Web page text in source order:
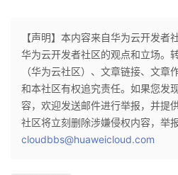
【声明】本内容来自华为云开发者
华为云开发者社区的观点和立场。
（华为云社区）、文章链接、文章
和本社区有权追究责任。如果您发
容，欢迎发送邮件进行举报，并提
社区将立刻删除涉嫌侵权内容，举报
cloudbbs@huaweicloud.com